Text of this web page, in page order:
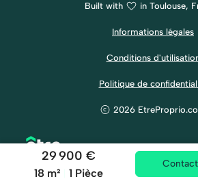
29 900 €
18 m² 1 Pièce
Built with in Toulouse,
Informations légales
Conditions
Politique de
2026